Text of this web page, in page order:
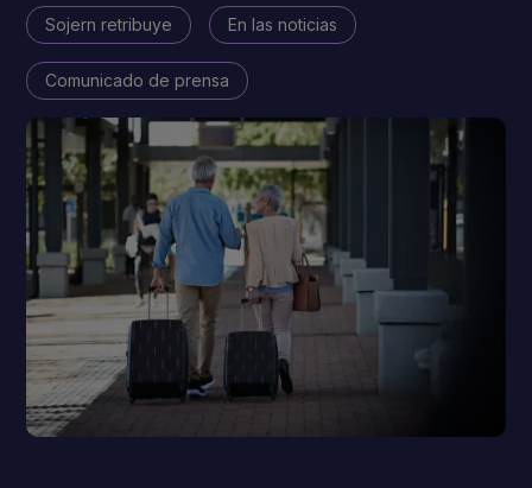
Sojern retribuye En las noticias
Comunicado de prensa